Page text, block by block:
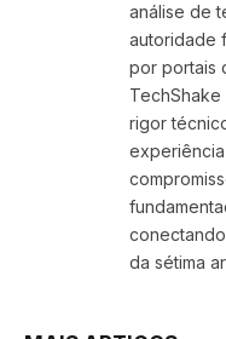
análise de
autoridade
por portais
rigor
da sétima